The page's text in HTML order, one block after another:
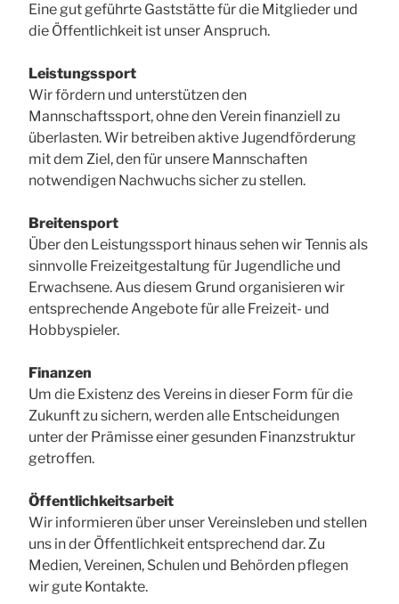
Eine gut geführte Gaststätte für die Mitglieder und
die Öffentlichkeit ist unser Anspruch.
Leistungssport
Wir fördern und unterstützen den
Mannschaftssport, ohne den Verein finanziell zu
überlasten. Wir betreiben aktive Jugendförderung
mit dem Ziel, den für unsere Mannschaften
notwendigen Nachwuchs sicher zu stellen.
Breitensport
Über den Leistungssport hinaus sehen wir Tennis als
sinnvolle Freizeitgestaltung für Jugendliche und
Erwachsene. Aus diesem Grund organisieren wir
entsprechende Angebote für alle Freizeit- und
Hobbyspieler.
Finanzen
Um die Existenz des Vereins in dieser Form für die
Zukunft zu sichern, werden alle Entscheidungen
unter der Prämisse einer gesunden Finanzstruktur
getroffen.
Öffentlichkeitsarbeit
Wir informieren über unser Vereinsleben und stellen
uns in der Öffentlichkeit entsprechend dar. Zu
Medien, Vereinen, Schulen und Behörden pflegen
wir gute Kontakte.